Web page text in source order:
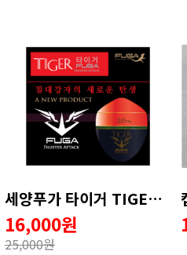
세양푸가 타이거 TIGER 구멍찌
16,000원
25,000원